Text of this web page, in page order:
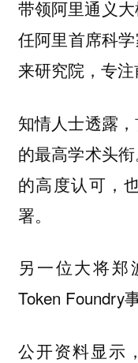
带领阿里通义
任阿里首席科
来研究院，专注
知情人士透露
的最高学术头
的高度认可，
署。
另一位大将郑
Token Foundry
公开资料显示